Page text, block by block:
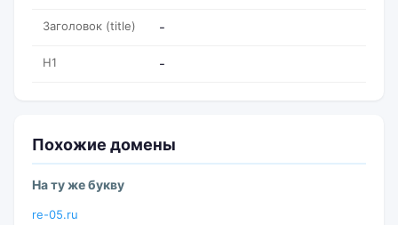
Заголовок (title) -
H1 -
Похожие домены
На ту же букву
re-05.ru